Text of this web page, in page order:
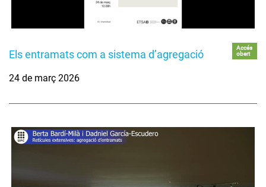
Els entramats com a sistema d’agregació
Accés
obert
24 de març 2026